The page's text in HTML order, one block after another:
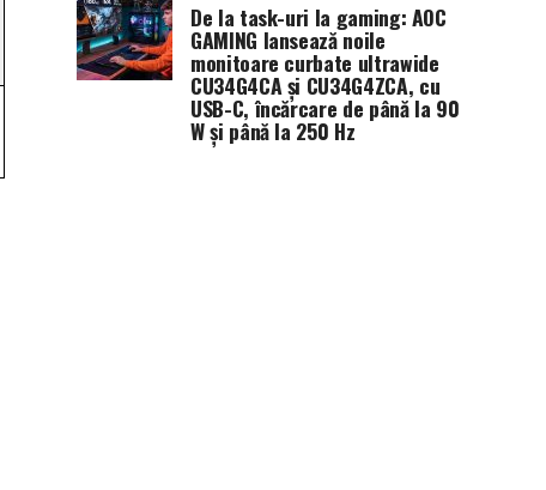
De la task-uri la gaming: AOC
GAMING lansează noile
monitoare curbate ultrawide
CU34G4CA și CU34G4ZCA, cu
USB-C, încărcare de până la 90
W și până la 250 Hz